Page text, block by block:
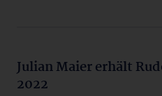
Julian Maier erhält
2022